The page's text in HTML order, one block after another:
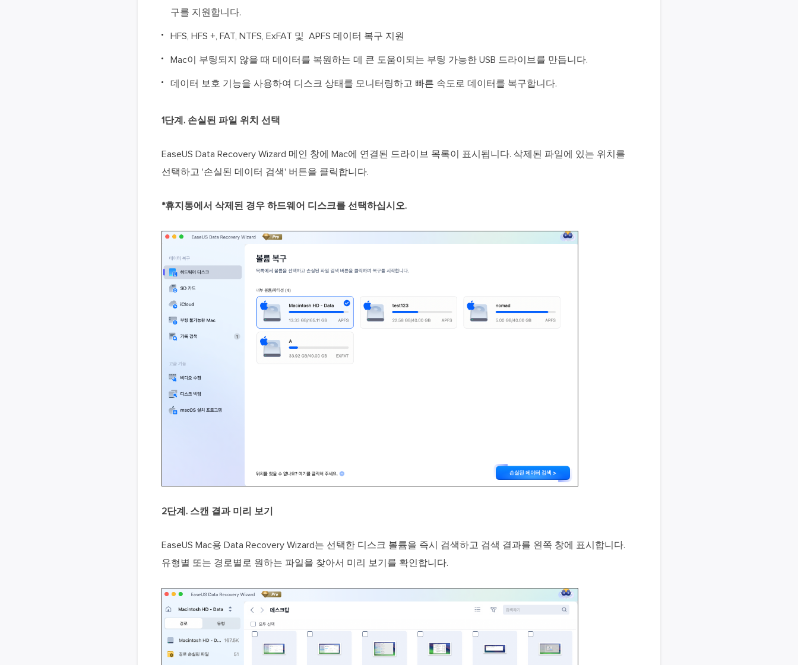
구를 지원합니다.
HFS, HFS +, FAT, NTFS, ExFAT 및 APFS 데이터 복구 지원
Mac이 부팅되지 않을 때 데이터를 복원하는 데 큰 도움이되는 부팅 가능한 USB 드라이브를 만듭니다.
데이터 보호 기능을 사용하여 디스크 상태를 모니터링하고 빠른 속도로 데이터를 복구합니다.
1단계. 손실된 파일 위치 선택
EaseUS Data Recovery Wizard 메인 창에 Mac에 연결된 드라이브 목록이 표시됩니다. 삭제된 파일에 있는 위치를
선택하고 '손실된 데이터 검색' 버튼을 클릭합니다.
*휴지통에서 삭제된 경우 하드웨어 디스크를 선택하십시오.
2단계. 스캔 결과 미리 보기
EaseUS Mac용 Data Recovery Wizard는 선택한 디스크 볼륨을 즉시 검색하고 검색 결과를 왼쪽 창에 표시합니다.
유형별 또는 경로별로 원하는 파일을 찾아서 미리 보기를 확인합니다.